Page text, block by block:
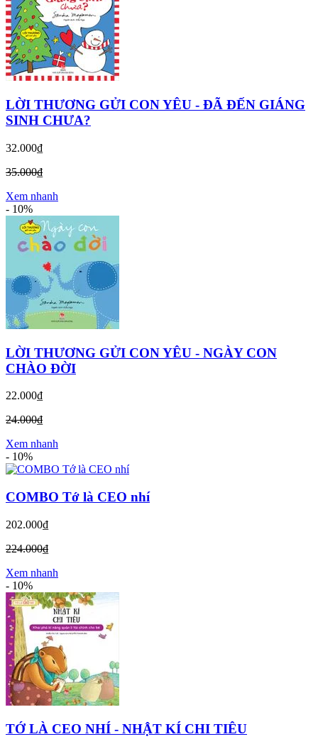
LỜI THƯƠNG GỬI CON YÊU - ĐÃ ĐẾN GIÁNG
SINH CHƯA?
32.000₫
35.000₫
Xem nhanh
- 10%
LỜI THƯƠNG GỬI CON YÊU - NGÀY CON
CHÀO ĐỜI
22.000₫
24.000₫
Xem nhanh
- 10%
COMBO Tớ là CEO nhí
202.000₫
224.000₫
Xem nhanh
- 10%
TỚ LÀ CEO NHÍ - NHẬT KÍ CHI TIÊU